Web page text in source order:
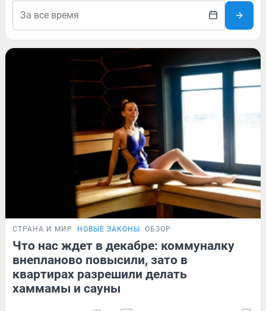
СТРАНА И МИР НОВЫЕ ЗАКОНЫ ОБЗОР
Что нас ждет в декабре: коммуналку
внепланово повысили, зато в
квартирах разрешили делать
хаммамы и сауны